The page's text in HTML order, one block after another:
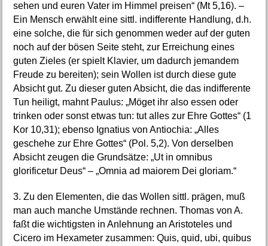
sehen und euren Vater im Himmel preisen“ (Mt 5,16). –
Ein Mensch erwählt eine sittl. indifferente Handlung, d.h.
eine solche, die für sich genommen weder auf der guten
noch auf der bösen Seite steht, zur Erreichung eines
guten Zieles (er spielt Klavier, um dadurch jemandem
Freude zu bereiten); sein Wollen ist durch diese gute
Absicht gut. Zu dieser guten Absicht, die das indifferente
Tun heiligt, mahnt Paulus: „Möget ihr also essen oder
trinken oder sonst etwas tun: tut alles zur Ehre Gottes“ (1
Kor 10,31); ebenso Ignatius von Antiochia: „Alles
geschehe zur Ehre Gottes“ (Pol. 5,2). Von derselben
Absicht zeugen die Grundsätze: „Ut in omnibus
glorificetur Deus“ – „Omnia ad maiorem Dei gloriam.“
3. Zu den Elementen, die das Wollen sittl. prägen, muß
man auch manche Umstände rechnen. Thomas von A.
faßt die wichtigsten in Anlehnung an Aristoteles und
Cicero im Hexameter zusammen: Quis, quid, ubi, quibus